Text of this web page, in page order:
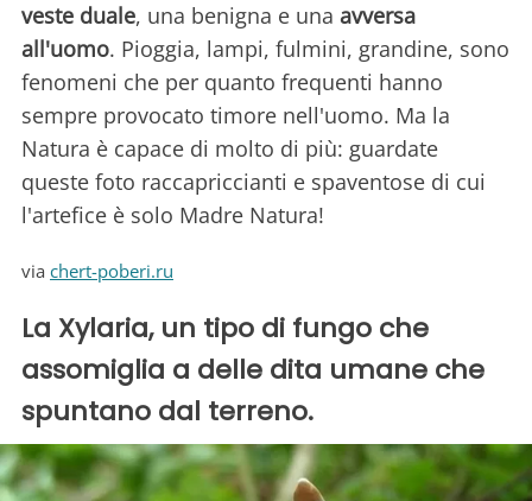
veste duale, una benigna e una avversa
all'uomo. Pioggia, lampi, fulmini, grandine, sono
fenomeni che per quanto frequenti hanno
sempre provocato timore nell'uomo. Ma la
Natura è capace di molto di più: guardate
queste foto raccapriccianti e spaventose di cui
l'artefice è solo Madre Natura!
via chert-poberi.ru
La Xylaria, un tipo di fungo che
assomiglia a delle dita umane che
spuntano dal terreno.